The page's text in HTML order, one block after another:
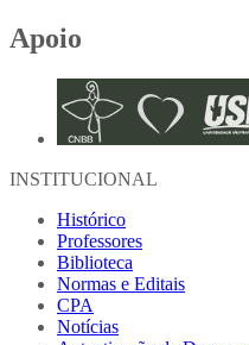
Apoio
INSTITUCIONAL
Histórico
Professores
Biblioteca
Normas e Editais
CPA
Notícias